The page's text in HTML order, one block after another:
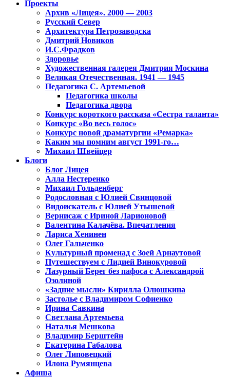
Проекты
Архив «Лицея». 2000 — 2003
Русский Север
Архитектура Петрозаводска
Дмитрий Новиков
И.С.Фрадков
Здоровье
Художественная галерея Дмитрия Москина
Великая Отечественная. 1941 — 1945
Педагогика С. Артемьевой
Педагогика школы
Педагогика двора
Конкурс короткого рассказа «Сестра таланта»
Конкурс «Во весь голос»
Конкурс новой драматургии «Ремарка»
Каким мы помним август 1991-го…
Михаил Швейцер
Блоги
Блог Лицея
Алла Нестеренко
Михаил Гольденберг
Родословная с Юлией Свинцовой
Видоискатель с Юлией Утышевой
Вернисаж с Ириной Ларионовой
Валентина Калачёва. Впечатления
Лариса Хенинен
Олег Гальченко
Культурный променад с Зоей Арнаутовой
Путешествуем с Лидией Винокуровой
Лазурный Берег без пафоса с Александрой
Озолиной
«Задние мысли» Кирилла Олюшкина
Застолье с Владимиром Софиенко
Ирина Савкина
Светлана Артемьева
Наталья Мешкова
Владимир Берштейн
Екатерина Габалова
Олег Липовецкий
Илона Румянцева
Афиша